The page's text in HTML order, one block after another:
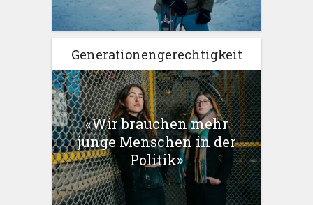
Generationengerechtigkeit
«Wir brauchen mehr
junge Menschen in der
Politik»